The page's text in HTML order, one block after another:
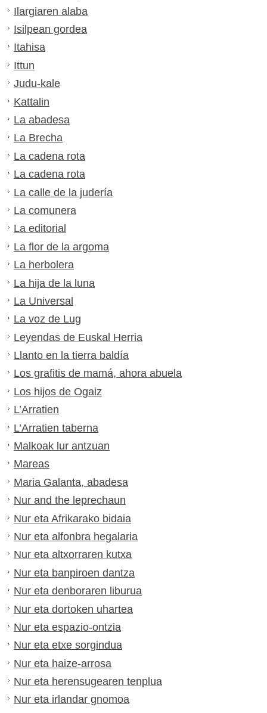
Ilargiaren alaba
Isilpean gordea
Itahisa
Ittun
Judu-kale
Kattalin
La abadesa
La Brecha
La cadena rota
La cadena rota
La calle de la judería
La comunera
La editorial
La flor de la argoma
La herbolera
La hija de la luna
La Universal
La voz de Lug
Leyendas de Euskal Herria
Llanto en la tierra baldía
Los grafitis de mamá, ahora abuela
Los hijos de Ogaiz
L’Arratien
L’Arratien taberna
Malkoak lur antzuan
Mareas
Maria Galanta, abadesa
Nur and the leprechaun
Nur eta Afrikarako bidaia
Nur eta alfonbra hegalaria
Nur eta altxorraren kutxa
Nur eta banpiroen dantza
Nur eta denboraren liburua
Nur eta dortoken uhartea
Nur eta espazio-ontzia
Nur eta etxe sorgindua
Nur eta haize-arrosa
Nur eta herensugearen tenplua
Nur eta irlandar gnomoa